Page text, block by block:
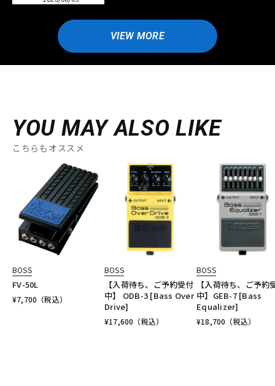
VIEW MORE
YOU MAY ALSO LIKE
こちらもオススメ
BOSS
FV-50L
¥7,700 （税込）
BOSS
【入荷待ち、ご予約受付
中】 ODB-3 [Bass Over
Drive]
¥17,600 （税込）
BOSS
【入荷待ち、ご予約
中】GEB-7 [Bass
Equalizer]
¥18,700 （税込）